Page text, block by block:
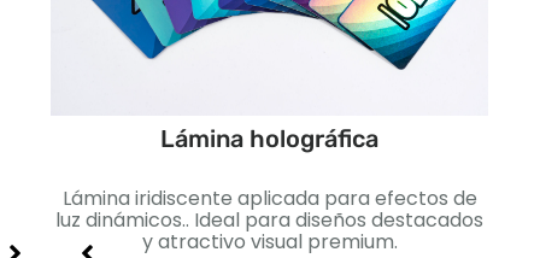
Lámina holográfica
Lámina iridiscente aplicada para efectos de
luz dinámicos.. Ideal para diseños destacados
y atractivo visual premium.